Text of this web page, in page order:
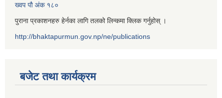
ख्वप पौ अंक १८०
पुराना प्रकाशनहरु हेर्नका लागि तलको लिन्कमा क्लिक गर्नुहोस् ।
http://bhaktapurmun.gov.np/ne/publications
बजेट तथा कार्यक्रम